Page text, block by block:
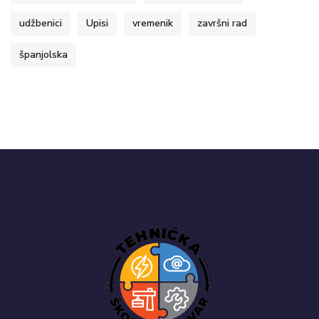
udžbenici Upisi vremenik završni rad
španjolska